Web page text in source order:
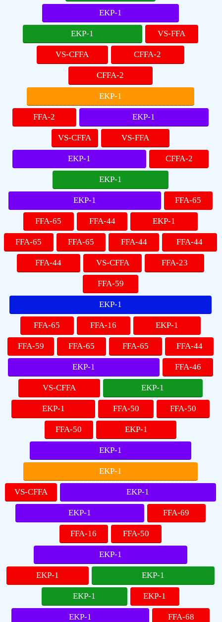
EKP-1
EKP-1 VS-FFA
VS-CFFA CFFA-2
CFFA-2
EKP-1
FFA-2 EKP-1
VS-CFFA VS-FFA
EKP-1 CFFA-2
EKP-1
EKP-1 FFA-65
FFA-65 FFA-44 EKP-1
FFA-65 FFA-65 FFA-44 FFA-44
FFA-44 VS-CFFA FFA-23
FFA-59
EKP-1
FFA-65 FFA-16 EKP-1
FFA-59 FFA-65 FFA-65 FFA-44
EKP-1 FFA-46
VS-CFFA EKP-1
EKP-1 FFA-50 FFA-50
FFA-50 EKP-1
EKP-1
EKP-1
VS-CFFA EKP-1
EKP-1 FFA-69
FFA-16 FFA-50
EKP-1
EKP-1 EKP-1
EKP-1 EKP-1
EKP-1 FFA-68